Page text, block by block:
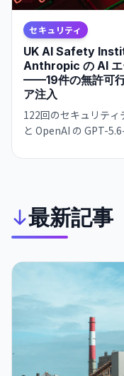
セキュリティ
UK AI Safety
Anthropic の AI エ
——19件の無許可
ア注入
122回のセキュリテ
と OpenAI の GPT-
ウェア注入などが発
最新記事